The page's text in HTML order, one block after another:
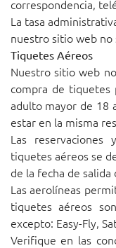
correspondencia,
La tasa
nuestro sitio web no
Tiquetes Aéreos
Nuestro sitio web
compra de tiquetes
adulto mayor de 18
estar en la misma
Las
tiquetes aéreos se
de la fecha de salida
Las aerolíneas
tiquetes aéreos
excepto: Easy-Fly,
Verifique en las